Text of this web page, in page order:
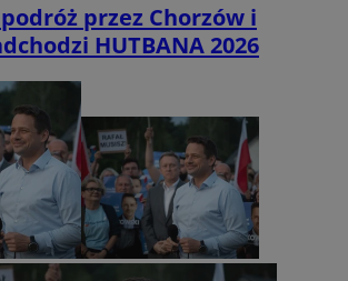
przez Chorzów i
HUTBANA 2026